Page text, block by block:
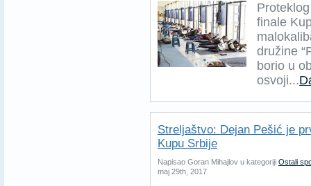
finale
družine
borio u
osvoji...
Streljaštvo: Dejan Pešić je
Kupu Srbije
Napisao Goran Mihajlov u kategoriji Ostali
maj 29th, 2017